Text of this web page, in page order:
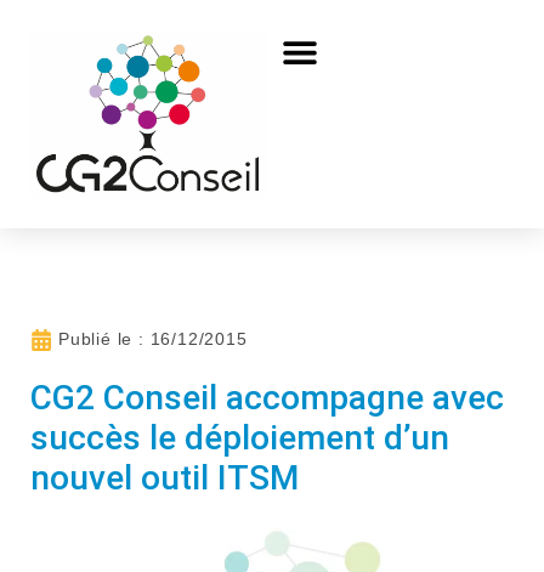
Publié le : 16/12/2015
CG2 Conseil accompagne avec
succès le déploiement d’un
nouvel outil ITSM